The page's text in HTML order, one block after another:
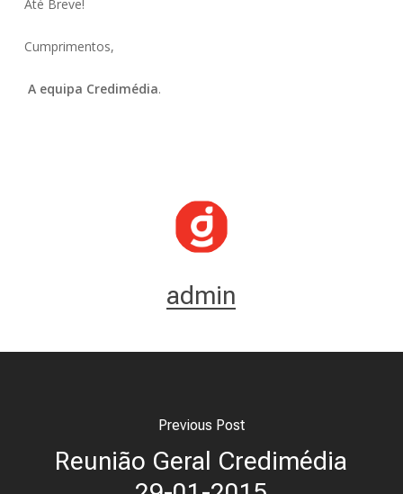
Até Breve!
Cumprimentos,
A equipa Credimédia.
admin
Previous Post
Reunião Geral Credimédia